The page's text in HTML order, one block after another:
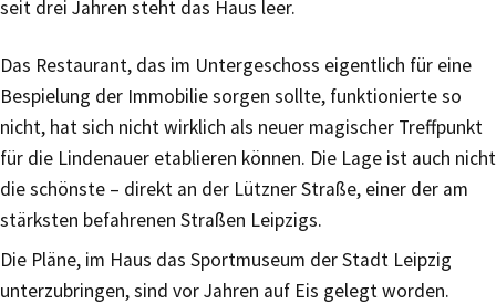
seit drei Jahren steht das Haus leer.
Das Restaurant, das im Untergeschoss eigentlich für eine
Bespielung der Immobilie sorgen sollte, funktionierte so
nicht, hat sich nicht wirklich als neuer magischer Treffpunkt
für die Lindenauer etablieren können. Die Lage ist auch nicht
die schönste – direkt an der Lützner Straße, einer der am
stärksten befahrenen Straßen Leipzigs.
Die Pläne, im Haus das Sportmuseum der Stadt Leipzig
unterzubringen, sind vor Jahren auf Eis gelegt worden.